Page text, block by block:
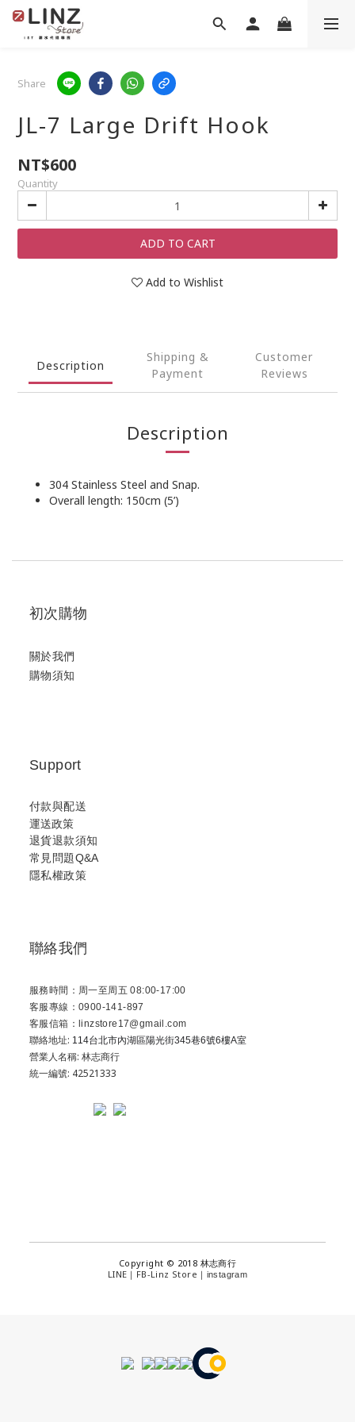
Share
JL-7 Large Drift Hook
NT$600
Quantity
ADD TO CART
Add to Wishlist
Description
Shipping &
Payment
Customer
Reviews
Description
304 Stainless Steel and Snap.
Overall length: 150cm (5’)
初次購物
關於我們
購物須知
Support
付款與配送
運送政策
退貨退款須知
常見問題Q&A
隱私權政策
聯絡我們
服務時間：周一至周五 08:00-17:00
客服專線：0900-141-897
客服信箱：linzstore17@gmail.com
聯絡地址: 114台北市內湖區陽光街345巷6號6樓A室
營業人名稱: 林志商行
統一編號: 42521333
Copyright © 2018 林志商行
LINE
FB-Linz Store instagram